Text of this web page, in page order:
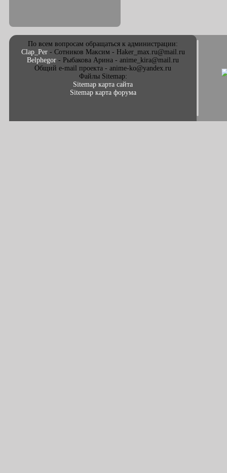
По всем вопросам обращаться к администрации:
Clap_Per- Сотников Максим - Haker_max.ru@mail.ru
Belphegor - Рыбакова Арина - anime_kira@mail.ru
Общий e-mail проекта - anime-ko@yandex.ru
Файлы Sitemap:
Sitemap карта сайта
Sitemap карта форума